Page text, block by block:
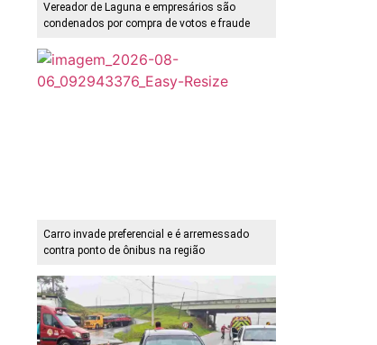
Vereador de Laguna e empresários são
condenados por compra de votos e fraude
Carro invade preferencial e é arremessado
contra ponto de ônibus na região